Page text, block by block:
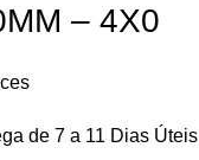
– 4X0
de 7 a 11 Dias Úteis